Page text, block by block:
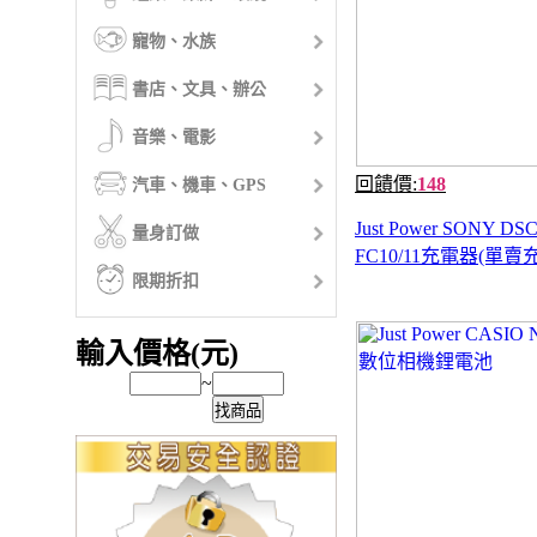
寵物、水族
書店、文具、辦公
音樂、電影
汽車、機車、GPS
量身訂做
限期折扣
輸入價格(元)
~
找商品
回饋價:148
Just Power SONY
FC10/11充電器(單賣